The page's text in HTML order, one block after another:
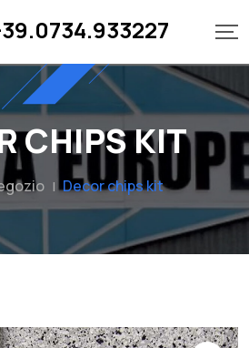
CHIPS KIT
| Decor chips kit